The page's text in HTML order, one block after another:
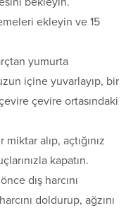
ekleyin ve 15
yumurta
içine yuvarlayıp, bir
çevire ortasındaki
alıp, açtığınız
kapatın.
dış harcını
doldurup, ağzını